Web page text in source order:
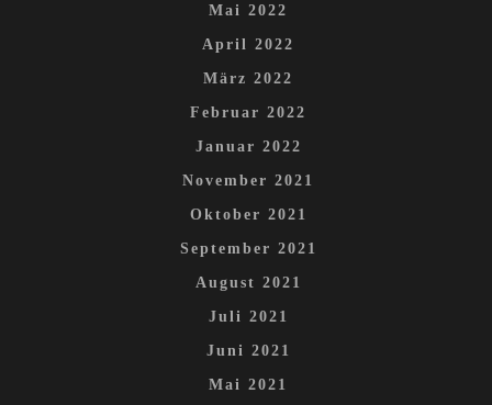
Mai 2022
April 2022
März 2022
Februar 2022
Januar 2022
November 2021
Oktober 2021
September 2021
August 2021
Juli 2021
Juni 2021
Mai 2021